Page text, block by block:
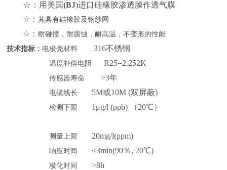
☆： 用美国(BJ)进口硅橡胶渗透膜作透气膜
☆：其具有硅橡胶及钢纱网
☆： 耐碰撞，耐腐蚀，耐高温，不变形的性能
技术指标： 电极壳材料 316不锈钢
温度补偿电阻 R25=2.252K
传感器寿命 >3年
电缆线长 5M或10M (双屏蔽)
检测下限 1μg/l (ppb) （20℃）
测量上限 20mg/l(ppm)
响应时间 ≤3min(90％, 20℃)
极化时间
>8h